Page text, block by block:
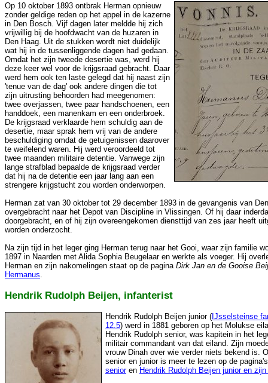
Op 10 oktober 1893 ontbrak Herman opnieuw
zonder geldige reden op het appel in de kazerne
in Den Bosch. Vijf dagen later meldde hij zich
vrijwillig bij de hoofdwacht van de huzaren in
Den Haag. Uit de stukken wordt niet duidelijk
wat hij in de tussenliggende dagen had gedaan.
Omdat het zijn tweede desertie was, werd hij
deze keer wel voor de krijgsraad gebracht. Daar
werd hem ook ten laste gelegd dat hij naast zijn
'tenue van de dag' ook andere dingen die tot
zijn uitrusting behoorden had meegenomen:
twee overjassen, twee paar handschoenen, een
handdoek, een manenkam en een onderbroek.
De krijgsraad verklaarde hem schuldig aan de
desertie, maar sprak hem vrij van de andere
beschuldiging omdat de getuigenissen daarover
te weifelend waren. Hij werd veroordeeld tot
twee maanden militaire detentie. Vanwege zijn
lange strafblad bepaalde de krijgsraad verder
dat hij na de detentie een jaar lang aan een
strengere krijgstucht zou worden onderworpen.
Herman zat van 30 oktober tot 29 december 1893 in de gevangenis van
overgebracht naar het Depot van Discipline in Vlissingen. Of hij daar
doorgebracht, en of hij zijn overeengekomen diensttijd van zes jaar heeft
worden onderzocht.
Na zijn tijd in het leger ging Herman terug naar het Gooi, waar zijn familie
1897 in Naarden met Alida Sophia Beugelaar en werkte als voeger. Hij
Herman en zijn nakomelingen staat op de pagina Dirk Jan en de Gooise
Hermanus
Hendrik Rudolph Beijen, infanterist
Hendrik Rudolph Beijen junior ( IJsselsteinse
12.5) werd in 1881 geboren op het Molukse
Hendrik Rudolph senior, was kapitein in het
militair commandant van dat eiland. Zijn
vrouw Dinah over wie verder niets bekend is.
senior en junior is meer te lezen op de
senioren Hendrik Rudolph Beijen junior en